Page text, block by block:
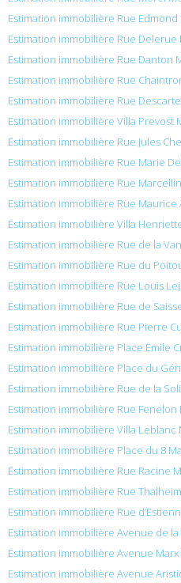
Estimation immobilière Rue
Estimation immobilière Rue Delerue
Estimation immobilière Rue Danton
Estimation immobilière Rue
Estimation immobilière Rue
Estimation immobilière Villa Prevost
Estimation immobilière Rue Jules
Estimation immobilière Rue Marie
Estimation immobilière Rue
Estimation immobilière Rue
Estimation immobilière Villa
Estimation immobilière Rue de la
Estimation immobilière Rue du
Estimation immobilière Rue Louis
Estimation immobilière Rue de
Estimation immobilière Rue Pierre
Estimation immobilière Place Émile
Estimation immobilière Place du
Estimation immobilière Rue de la
Estimation immobilière Rue Fenelon
Estimation immobilière Villa Leblanc
Estimation immobilière Place du 8
Estimation immobilière Rue Racine
Estimation immobilière Rue
Estimation immobilière Rue
Estimation immobilière Avenue de
Estimation immobilière Avenue
Estimation immobilière Avenue